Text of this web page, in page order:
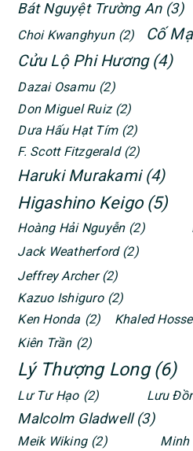
Bát Nguyệt Trường An (3)
Choi Kwanghyun (2) Cố
Cửu Lộ Phi Hương (4)
Dazai Osamu (2)
Don Miguel Ruiz (2)
Dưa Hấu Hạt Tím (2)
F. Scott Fitzgerald (2)
Haruki Murakami (4)
Higashino Keigo (5)
Hoàng Hải Nguyễn (2)
Jack Weatherford (2)
Jeffrey Archer (2)
Kazuo Ishiguro (2)
Ken Honda (2) Khaled
Kiên Trần (2)
Lý Thượng Long (6)
Lư Tư Hạo (2) Lưu
Malcolm Gladwell (3)
Meik Wiking (2) Minh